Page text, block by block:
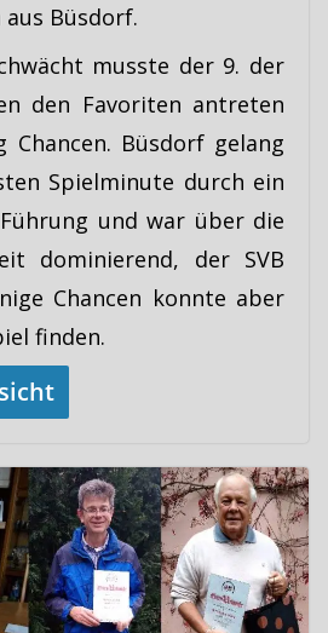
Büsdorf.
musste der 9. der
den Favoriten antreten
Büsdorf gelang
Spielminute durch ein
und war über die
dominierend, der SVB
Chancen konnte aber
finden.